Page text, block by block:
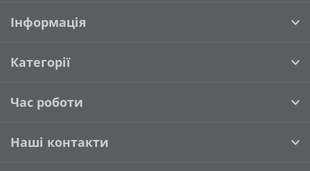
Інформація
Категорії
Час роботи
Наші контакти